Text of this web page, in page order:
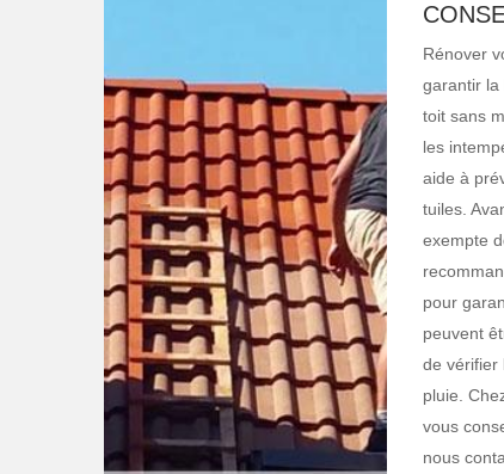
Rénover
garantir la
toit sans
les
aide à
tuiles.
exempte
pour
peuvent
de vérifier
pluie.
vous
nous